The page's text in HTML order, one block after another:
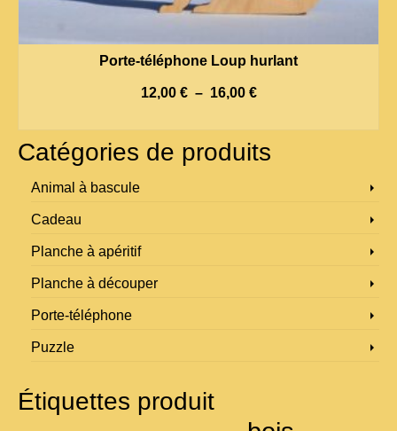
Porte-téléphone Loup hurlant
12,00 € – 16,00 €Plage
à
produit
Catégories de produits
Animal à bascule
Cadeau
Planche à apéritif
Planche à découper
Porte-téléphone
Puzzle
Étiquettes produit